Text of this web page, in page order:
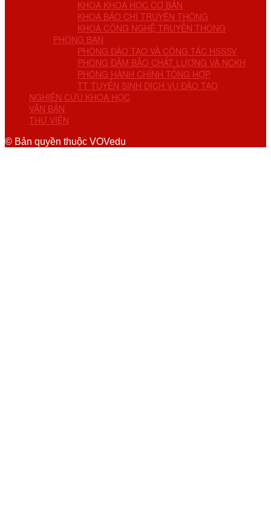
KHOA KHOA HỌC CƠ BẢN
KHOA BÁO CHÍ TRUYỀN THÔNG
KHOA CÔNG NGHỆ TRUYỀN THÔNG
PHÒNG BAN
PHÒNG ĐÀO TẠO VÀ CÔNG TÁC HSSSV
PHÒNG ĐẢM BẢO CHẤT LƯỢNG VÀ NCKH
PHÒNG HÀNH CHÍNH TỔNG HỢP
TT TUYỂN SINH DỊCH VỤ ĐÀO TẠO
NGHIÊN CỨU KHOA HỌC
VĂN BẢN
THƯ VIỆN
© Bản quyền thuộc VOVedu